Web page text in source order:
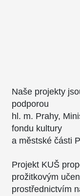
Naše projekty
podporou
hl. m. Prahy,
fondu kultury
a městské části
Projekt KUŠ
prožitkovým
prostřednictvím